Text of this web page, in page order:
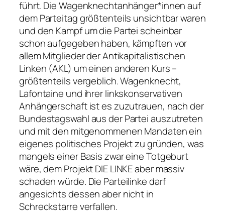
führt. Die Wagenknechtanhänger*innen auf
dem Parteitag größtenteils unsichtbar waren
und den Kampf um die Partei scheinbar
schon aufgegeben haben, kämpften vor
allem Mitglieder der Antikapitalistischen
Linken (AKL) um einen anderen Kurs –
größtenteils vergeblich. Wagenknecht,
Lafontaine und ihrer linkskonservativen
Anhängerschaft ist es zuzutrauen, nach der
Bundestagswahl aus der Partei auszutreten
und mit den mitgenommenen Mandaten ein
eigenes politisches Projekt zu gründen, was
mangels einer Basis zwar eine Totgeburt
wäre, dem Projekt DIE LINKE aber massiv
schaden würde. Die Parteilinke darf
angesichts dessen aber nicht in
Schreckstarre verfallen.